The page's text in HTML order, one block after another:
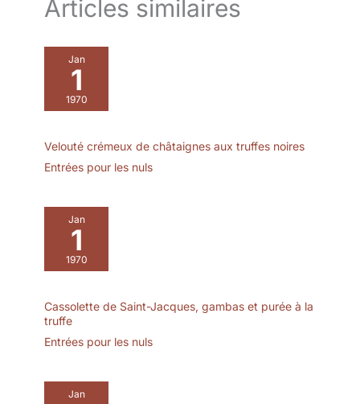
simple, entretien aisé
Articles similaires
Jan
1
1970
Velouté crémeux de châtaignes aux truffes noires
Entrées pour les nuls
Jan
1
1970
Cassolette de Saint-Jacques, gambas et purée à la
truffe
Entrées pour les nuls
Jan